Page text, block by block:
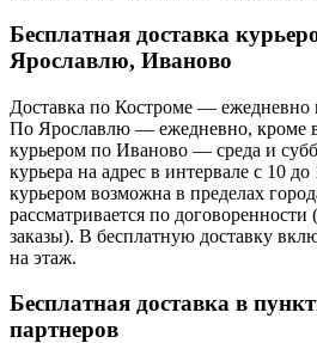
Бесплатная доставка
Ярославлю, Иваново
Доставка по Костроме — ежедневно
По Ярославлю — ежедневно, кроме
курьером по Иваново — среда и
курьера на адрес в интервале с 10
курьером возможна в пределах
рассматривается по
заказы). В бесплатную доставку
на этаж.
Бесплатная доставка в
партнеров